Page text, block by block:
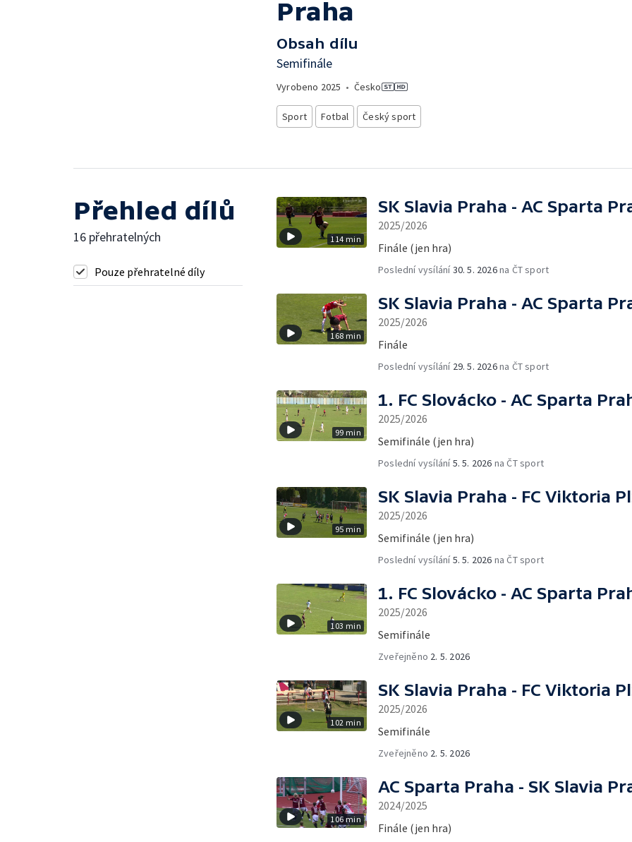
Praha
Obsah dílu
Semifinále
Vyrobeno 2025 • Česko
Sport Fotbal Český sport
Přehled dílů
16 přehratelných
Pouze přehratelné díly
114 min
SK Slavia Praha - AC Sparta
2025/2026
Finále (jen hra)
Poslední vysílání30. 5. 2026na ČT sport
168 min
SK Slavia Praha - AC Sparta
2025/2026
Finále
Poslední vysílání 29. 5. 2026na ČT sport
99 min
1. FC Slovácko - AC Sparta
2025/2026
Semifinále (jen hra)
Poslední vysílání5. 5. 2026 na ČT sport
95 min
SK Slavia Praha - FC Viktoria
2025/2026
Semifinále (jen hra)
Poslední vysílání5. 5. 2026 na ČT sport
103 min
1. FC Slovácko - AC Sparta
2025/2026
Semifinále
Zveřejněno 2. 5. 2026
102 min
SK Slavia Praha - FC Viktoria
2025/2026
Semifinále
Zveřejněno 2. 5. 2026
106 min
AC Sparta Praha - SK Slavia
2024/2025
Finále (jen hra)